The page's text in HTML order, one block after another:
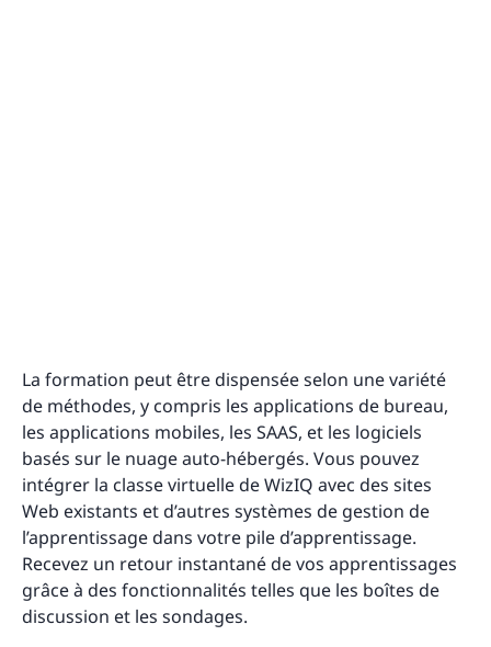
La formation peut être dispensée selon une variété
de méthodes, y compris les applications de bureau,
les applications mobiles, les SAAS, et les logiciels
basés sur le nuage auto-hébergés. Vous pouvez
intégrer la classe virtuelle de WizIQ avec des sites
Web existants et d’autres systèmes de gestion de
l’apprentissage dans votre pile d’apprentissage.
Recevez un retour instantané de vos apprentissages
grâce à des fonctionnalités telles que les boîtes de
discussion et les sondages.